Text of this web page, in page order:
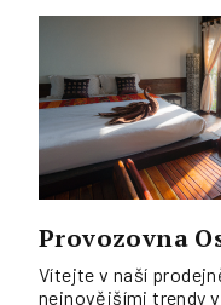
Provozovna
Vítejte v naší
nejnovějšími trendy